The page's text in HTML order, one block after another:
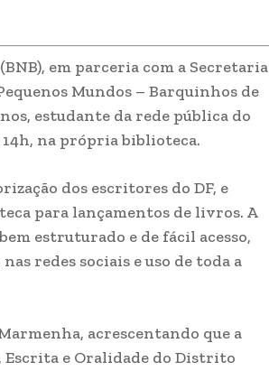
em parceria com a Secretaria
Mundos – Barquinhos de
estudante da rede pública do
na própria biblioteca.
dos escritores do DF, e
para lançamentos de livros. A
estruturado e de fácil acesso,
redes sociais e uso de toda a
acrescentando que a
e Oralidade do Distrito